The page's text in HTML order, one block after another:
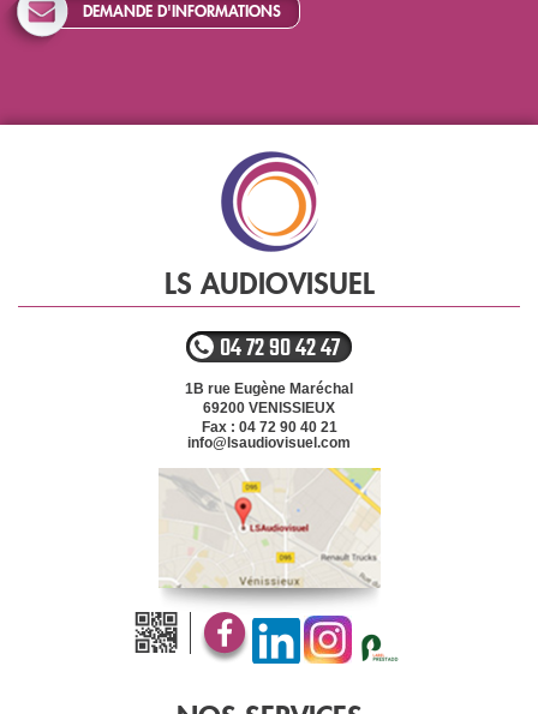
DEMANDE D'INFORMATIONS
LS AUDIOVISUEL
04 72 90 42 47
1B rue Eugène Maréchal
69200 VENISSIEUX
Fax : 04 72 90 40 21
info@lsaudiovisuel.com